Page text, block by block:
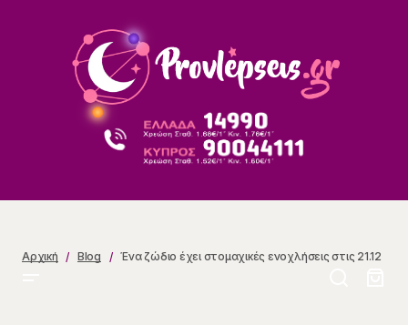
Αρχική Blog Ένα ζώδιο έχει στομαχικές ενοχλήσεις στις 21.12